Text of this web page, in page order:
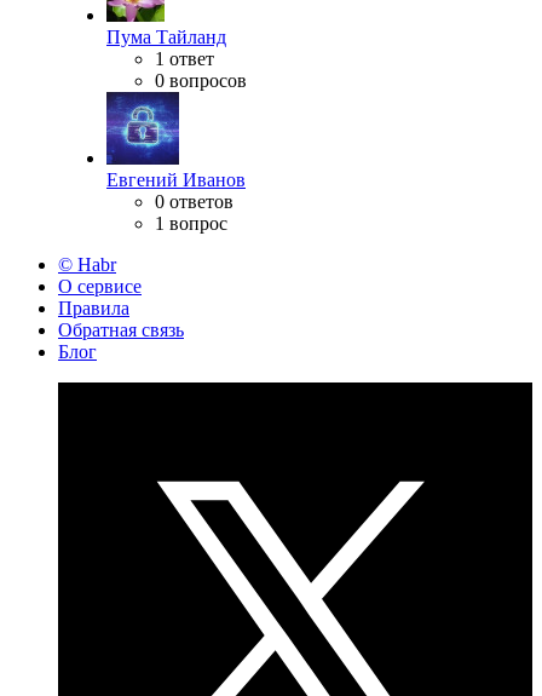
Пума Тайланд
1 ответ
0 вопросов
Евгений Иванов
0 ответов
1 вопрос
© Habr
О сервисе
Правила
Обратная связь
Блог